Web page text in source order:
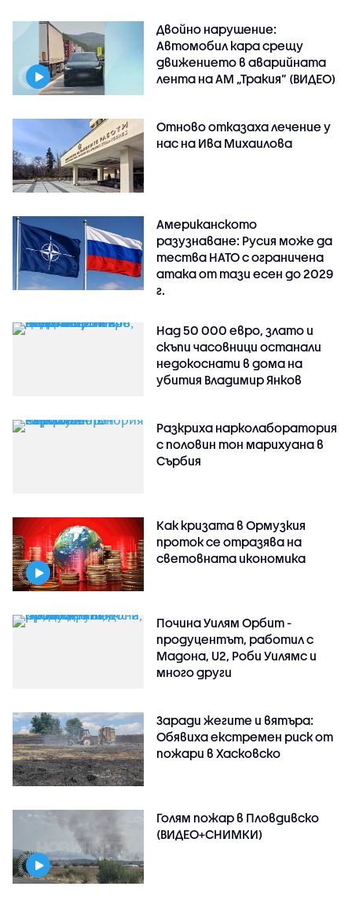
Двойно нарушение:
Автомобил кара срещу
движението в аварийната
лента на АМ „Тракия” (ВИДЕО)
Отново отказаха лечение у
нас на Ива Михаилова
Американското
разузнаване: Русия може да
тества НАТО с ограничена
атака от тази есен до 2029
г.
Над 50 000 евро, злато и
скъпи часовници останали
недокоснати в дома на
убития Владимир Янков
Разкриха нарколаборатория
с половин тон марихуана в
Сърбия
Как кризата в Ормузкия
проток се отразява на
световната икономика
Почина Уилям Орбит -
продуцентът, работил с
Мадона, U2, Роби Уилямс и
много други
Заради жегите и вятъра:
Обявиха екстремен риск от
пожари в Хасковско
Голям пожар в Пловдивско
(ВИДЕО+СНИМКИ)